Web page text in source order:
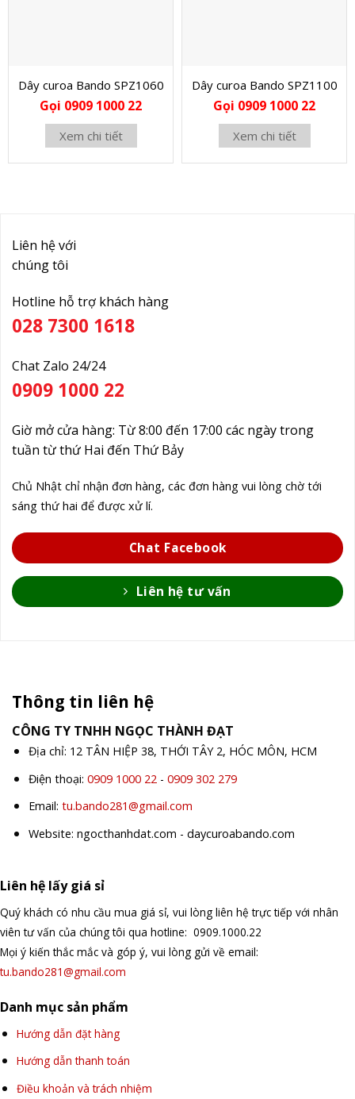
Dây curoa Bando SPZ1060
Gọi 0909 1000 22
Xem chi tiết
Dây curoa Bando SPZ1100
Gọi 0909 1000 22
Xem chi tiết
Liên hệ với
chúng tôi
Hotline hỗ trợ khách hàng
028 7300 1618
Chat Zalo 24/24
0909 1000 22
Giờ mở cửa hàng: Từ 8:00 đến 17:00 các ngày trong
tuần từ thứ Hai đến Thứ Bảy
Chủ Nhật chỉ nhận đơn hàng, các đơn hàng vui lòng chờ tới
sáng thứ hai để được xử lí.
Chat Facebook
Liên hệ tư vấn
Thông tin liên hệ
CÔNG TY TNHH NGỌC THÀNH ĐẠT
Địa chỉ: 12 TÂN HIỆP 38, THỚI TÂY 2, HÓC MÔN, HCM
Điện thoại: 0909 1000 22- 0909 302 279
Email: tu.bando281@gmail.com
Website: ngocthanhdat.com - daycuroabando.com
Liên hệ lấy giá sỉ
Quý khách có nhu cầu mua giá sỉ, vui lòng liên hệ trực tiếp với nhân
viên tư vấn của chúng tôi qua hotline: 0909.1000.22
Mọi ý kiến thắc mắc và góp ý, vui lòng gửi về email:
tu.bando281@gmail.com
Danh mục sản phẩm
Hướng dẫn đặt hàng
Hướng dẫn thanh toán
Điều khoản và trách nhiệm